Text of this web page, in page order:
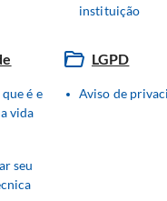
instituição
é e
vida
seu
LGPD
Aviso de